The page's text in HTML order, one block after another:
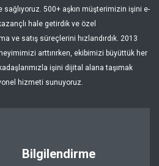
500+ aşkın müşterimizin işini e-
hale getirdik ve özel
ve satış süreçlerini hızlandırdık. 2013
arttırırken, ekibimizi büyüttük her
işini dijital alana taşımak
hizmeti sunuyoruz.
Bilgilendirme